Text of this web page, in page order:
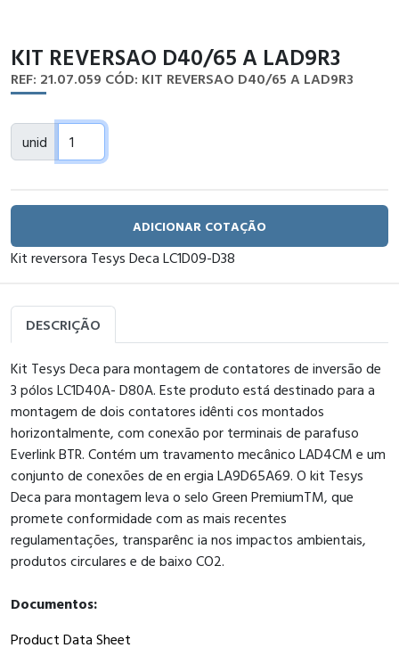
KIT REVERSAO D40/65 A LAD9R3
REF: 21.07.059 CÓD: KIT REVERSAO D40/65 A LAD9R3
unid
ADICIONAR COTAÇÃO
Kit reversora Tesys Deca LC1D09-D38
DESCRIÇÃO
Kit Tesys Deca para montagem de contatores de inversão de
3 pólos LC1D40A- D80A. Este produto está destinado para a
montagem de dois contatores idênti cos montados
horizontalmente, com conexão por terminais de parafuso
Everlink BTR. Contém um travamento mecânico LAD4CM e um
conjunto de conexões de en ergia LA9D65A69. O kit Tesys
Deca para montagem leva o selo Green PremiumTM, que
promete conformidade com as mais recentes
regulamentações, transparênc ia nos impactos ambientais,
produtos circulares e de baixo CO2.
Documentos:
Product Data Sheet